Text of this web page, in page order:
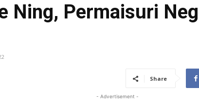
Ning, Permaisuri
Share
- Advertisement -